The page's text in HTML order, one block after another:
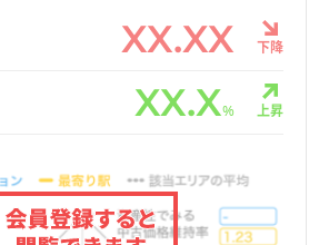
XX.XX 下降
XX.X% 上昇